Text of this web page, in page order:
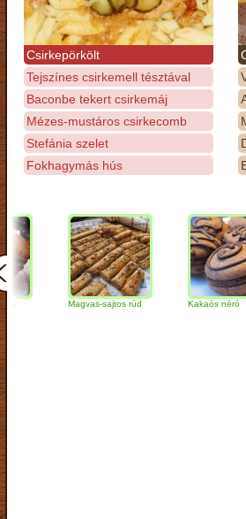
Csirkepörkölt
Tejszínes csirkemell tésztával
Baconbe tekert csirkemáj
Mézes-mustáros csirkecomb
Stefánia szelet
Fokhagymás hús
Magvas-sajtos rúd Kakaós néró